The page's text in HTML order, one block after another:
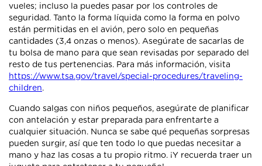
vueles; incluso la puedes pasar por los controles de
seguridad. Tanto la forma líquida como la forma en polvo
están permitidas en el avión, pero solo en pequeñas
cantidades (3,4 onzas o menos). Asegúrate de sacarlas de
tu bolsa de mano para que sean revisadas por separado del
resto de tus pertenencias. Para más información, visita
https://www.tsa.gov/travel/special-procedures/traveling-
children.
Cuando salgas con niños pequeños, asegúrate de planificar
con antelación y estar preparada para enfrentarte a
cualquier situación. Nunca se sabe qué pequeñas sorpresas
pueden surgir, así que ten todo lo que puedas necesitar a
mano y haz las cosas a tu propio ritmo. ¡Y recuerda traer un